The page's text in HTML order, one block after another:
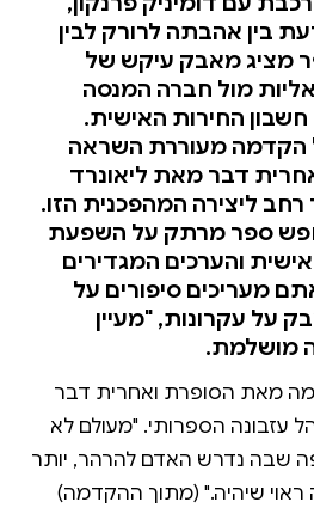
בין אהבתה לרורק לבין
מציג מאבק עיקש של
מול חברה המנסה
חשבון החירות האישית.
הקדמה מעוררת השראה
דבר מאת ליאונרד
רחב ליצירה המהפכנית הזו.
ספר מרתק על השפעת
והערכים המגדירים
מעריכים סיפורים על
על עקרונות, "מעיין
מושלמת.
מאת הסופרת ואחרית דבר
עזבונה הספרותי. "מעולם לא
שבה נדרש האדם להרהר, יותר
שיהיה." (מתוך ההקדמה)